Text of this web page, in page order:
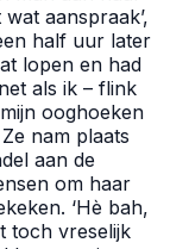
aanspraak’,
half uur later
lopen en had
als ik – flink
ooghoeken
nam plaats
aan de
om haar
‘Hè bah,
toch vreselijk